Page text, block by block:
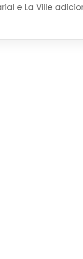
e La Ville